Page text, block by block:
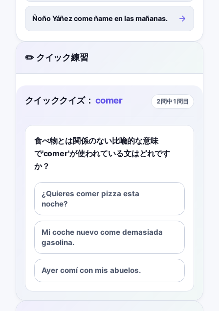
Ñoño Yáñez come ñame en las mañanas.
✏️ クイック練習
クイッククイズ： comer 2問中1問目
食べ物とは関係のない比喩的な意味
で'comer'が使われている文はどれです
か？
¿Quieres comer pizza esta
noche?
Mi coche nuevo come demasiada
gasolina.
Ayer comí con mis abuelos.